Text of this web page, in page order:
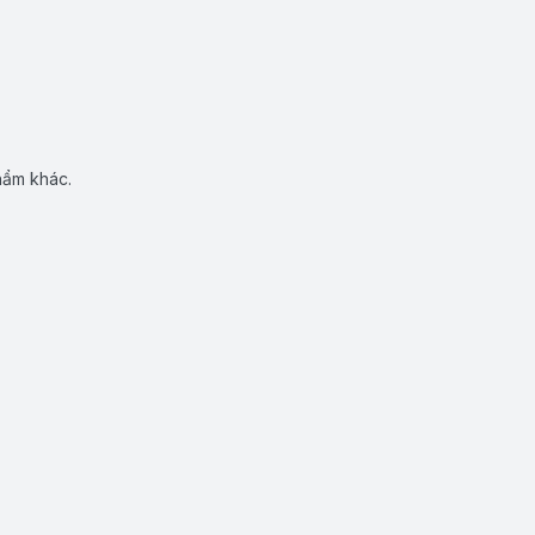
khác.